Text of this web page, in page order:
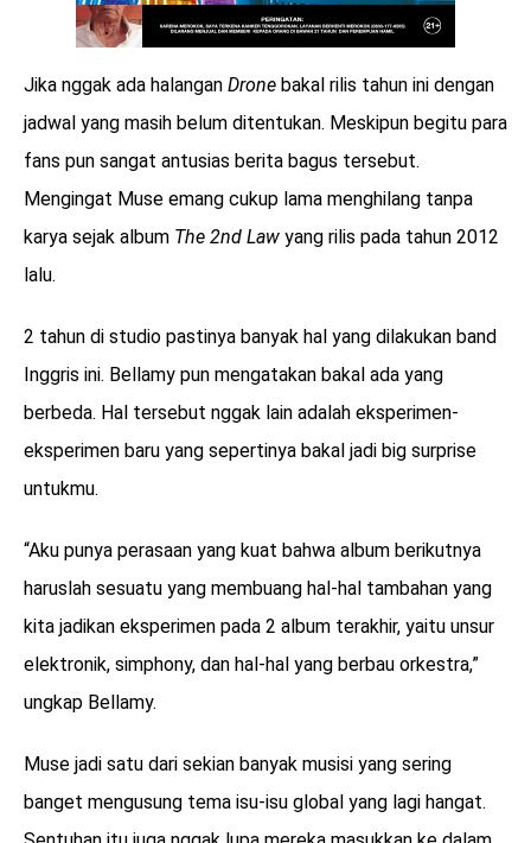
Jika nggak ada halangan Drone bakal rilis tahun ini dengan
jadwal yang masih belum ditentukan. Meskipun begitu para
fans pun sangat antusias berita bagus tersebut.
Mengingat Muse emang cukup lama menghilang tanpa
karya sejak album The 2nd Law yang rilis pada tahun 2012
lalu.
2 tahun di studio pastinya banyak hal yang dilakukan band
Inggris ini. Bellamy pun mengatakan bakal ada yang
berbeda. Hal tersebut nggak lain adalah eksperimen-
eksperimen baru yang sepertinya bakal jadi big surprise
untukmu.
“Aku punya perasaan yang kuat bahwa album berikutnya
haruslah sesuatu yang membuang hal-hal tambahan yang
kita jadikan eksperimen pada 2 album terakhir, yaitu unsur
elektronik, simphony, dan hal-hal yang berbau orkestra,”
ungkap Bellamy.
Muse jadi satu dari sekian banyak musisi yang sering
banget mengusung tema isu-isu global yang lagi hangat.